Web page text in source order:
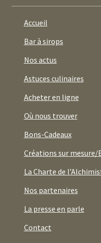
Accueil
Bar à sirops
Nos actus
Astuces culinaires
Acheter en ligne
Où nous trouver
Bons-Cadeaux
Créations sur
La Charte de
Nos partenaires
La presse en parle
Contact